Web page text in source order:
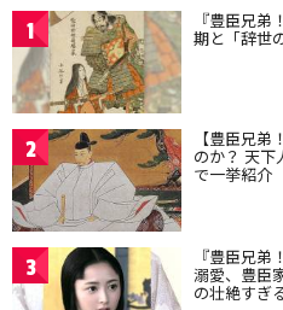
1 『豊臣兄
期と「辞世
2 【豊臣兄
のか？ 天下
で一挙紹介
3 『豊臣兄
溺愛、豊臣
の壮絶すぎ